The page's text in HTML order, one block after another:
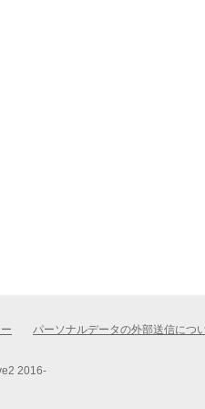
パーソナルデータの外部送信につ
2016-